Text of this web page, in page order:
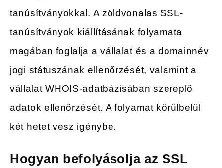
tanúsítványokkal. A zöldvonalas SSL-
tanúsítványok kiállításának folyamata
magában foglalja a vállalat és a domainnév
jogi státuszának ellenőrzését, valamint a
vállalat WHOIS-adatbázisában szereplő
adatok ellenőrzését. A folyamat körülbelül
két hetet vesz igénybe.
Hogyan befolyásolja az SSL